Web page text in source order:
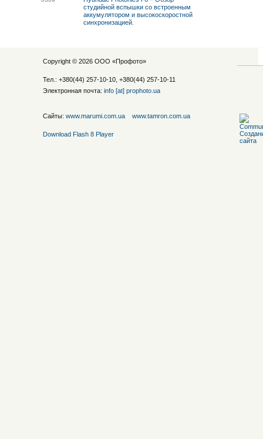
студийной вспышки со встроенным
аккумулятором и высокоскоростной
синхронизацией.
Copyright © 2026 ООО «Профото»
Тел.: +380(44) 257-10-10, +380(44) 257-10-11
Электронная почта: info [at] prophoto.ua
Сайты: www.marumi.com.ua www.tamron.com.ua
Download Flash 8 Player